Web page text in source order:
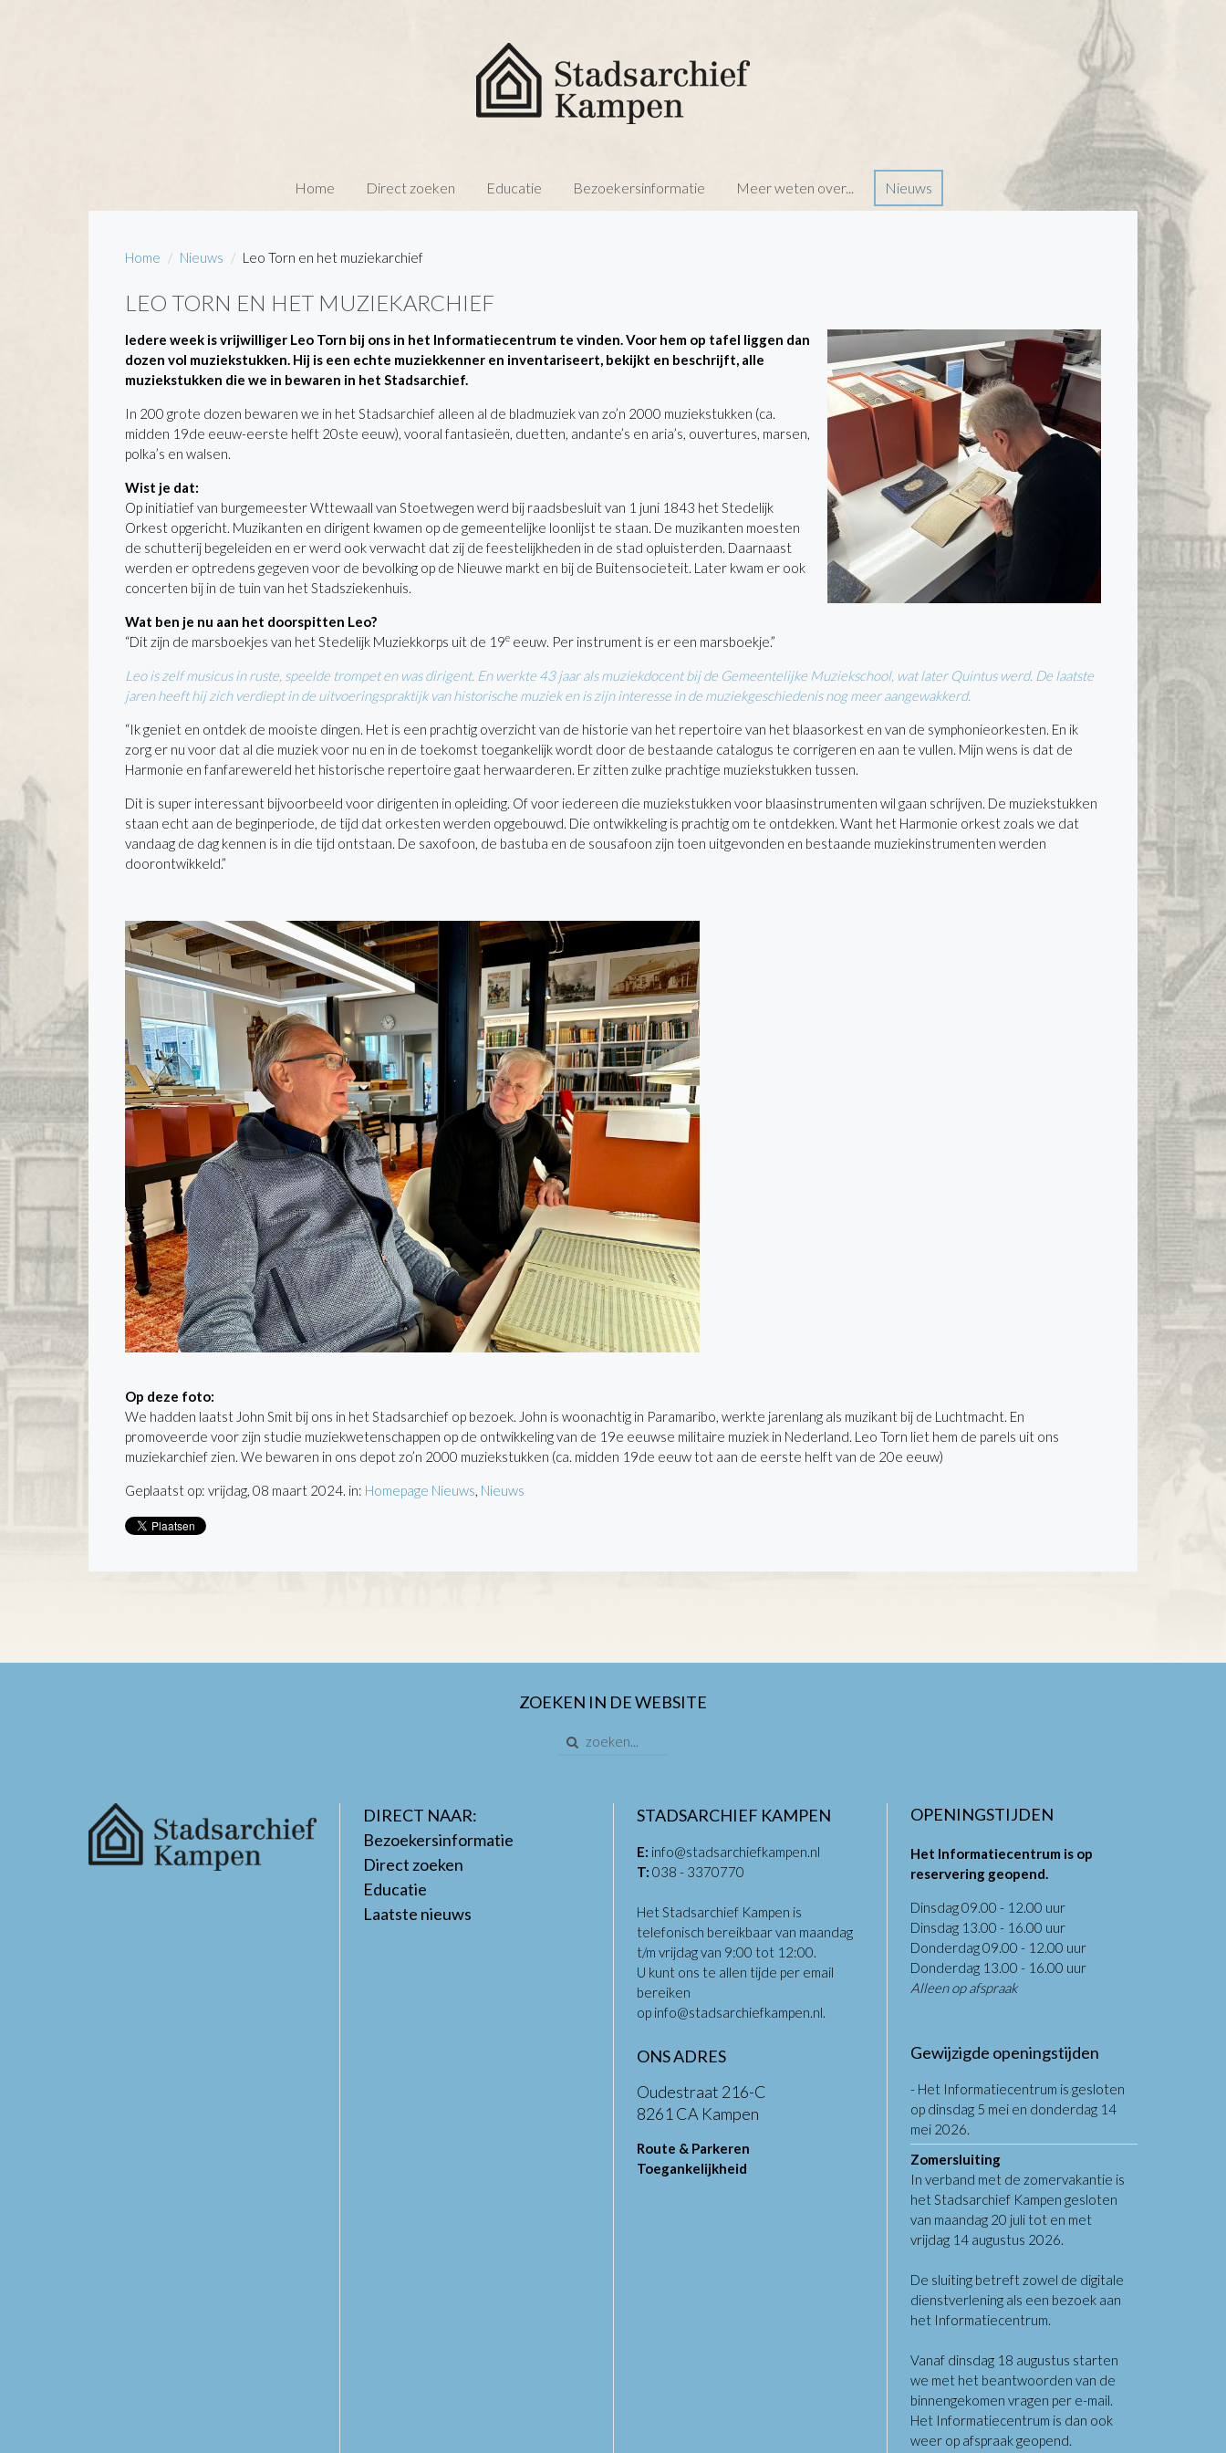
Home Direct zoeken Educatie Bezoekersinformatie Meer weten over... Nieuws
Home Nieuws Leo Torn en het muziekarchief
LEO TORN EN HET MUZIEKARCHIEF
Iedere week is vrijwilliger Leo Torn bij ons in het Informatiecentrum te vinden. Voor hem op tafel liggen dan
dozen vol muziekstukken. Hij is een echte muziekkenner en inventariseert, bekijkt en beschrijft, alle
muziekstukken die we in bewaren in het Stadsarchief.
In 200 grote dozen bewaren we in het Stadsarchief alleen al de bladmuziek van zo’n 2000 muziekstukken (ca.
midden 19de eeuw-eerste helft 20ste eeuw), vooral fantasieën, duetten, andante’s en aria’s, ouvertures, marsen,
polka’s en walsen.
Wist je dat:
Op initiatief van burgemeester Wttewaall van Stoetwegen werd bij raadsbesluit van 1 juni 1843 het Stedelijk
Orkest opgericht. Muzikanten en dirigent kwamen op de gemeentelijke loonlijst te staan. De muzikanten moesten
de schutterij begeleiden en er werd ook verwacht dat zij de feestelijkheden in de stad opluisterden. Daarnaast
werden er optredens gegeven voor de bevolking op de Nieuwe markt en bij de Buitensocieteit. Later kwam er ook
concerten bij in de tuin van het Stadsziekenhuis.
Wat ben je nu aan het doorspitten Leo?
“Dit zijn de marsboekjes van het Stedelijk Muziekkorps uit de 19e eeuw. Per instrument is er een marsboekje.”
Leo is zelf musicus in ruste, speelde trompet en was dirigent. En werkte 43 jaar als muziekdocent bij de Gemeentelijke Muziekschool, wat later Quintus werd. De laatste
jaren heeft hij zich verdiept in de uitvoeringspraktijk van historische muziek en is zijn interesse in de muziekgeschiedenis nog meer aangewakkerd.
“Ik geniet en ontdek de mooiste dingen. Het is een prachtig overzicht van de historie van het repertoire van het blaasorkest en van de symphonieorkesten. En ik
zorg er nu voor dat al die muziek voor nu en in de toekomst toegankelijk wordt door de bestaande catalogus te corrigeren en aan te vullen. Mijn wens is dat de
Harmonie en fanfarewereld het historische repertoire gaat herwaarderen. Er zitten zulke prachtige muziekstukken tussen.
Dit is super interessant bijvoorbeeld voor dirigenten in opleiding. Of voor iedereen die muziekstukken voor blaasinstrumenten wil gaan schrijven. De muziekstukken
staan echt aan de beginperiode, de tijd dat orkesten werden opgebouwd. Die ontwikkeling is prachtig om te ontdekken. Want het Harmonie orkest zoals we dat
vandaag de dag kennen is in die tijd ontstaan. De saxofoon, de bastuba en de sousafoon zijn toen uitgevonden en bestaande muziekinstrumenten werden
doorontwikkeld.”
Op deze foto:
We hadden laatst John Smit bij ons in het Stadsarchief op bezoek. John is woonachtig in Paramaribo, werkte jarenlang als muzikant bij de Luchtmacht. En
promoveerde voor zijn studie muziekwetenschappen op de ontwikkeling van de 19e eeuwse militaire muziek in Nederland. Leo Torn liet hem de parels uit ons
muziekarchief zien. We bewaren in ons depot zo’n 2000 muziekstukken (ca. midden 19de eeuw tot aan de eerste helft van de 20e eeuw)
Geplaatst op: vrijdag, 08 maart 2024. in: Homepage Nieuws Nieuws
ZOEKEN IN DE WEBSITE
DIRECT NAAR:
Bezoekersinformatie
Direct zoeken
Educatie
Laatste nieuws
STADSARCHIEF KAMPEN
E: info@stadsarchiefkampen.nl
T: 038 - 3370770
Het Stadsarchief Kampen is
telefonisch bereikbaar van maandag
t/m vrijdag van 9:00 tot 12:00.
U kunt ons te allen tijde per email
bereiken
op info@stadsarchiefkampen.nl.
ONS ADRES
Oudestraat 216-C
8261 CA Kampen
Route & Parkeren
Toegankelijkheid
OPENINGSTIJDEN
Het Informatiecentrum is op
reservering geopend.
Dinsdag 09.00 - 12.00 uur
Dinsdag 13.00 - 16.00 uur
Donderdag 09.00 - 12.00 uur
Donderdag 13.00 - 16.00 uur
Alleen op afspraak
Gewijzigde openingstijden
- Het Informatiecentrum is gesloten
op dinsdag 5 mei en donderdag 14
mei 2026.
Zomersluiting
In verband met de zomervakantie is
het Stadsarchief Kampen gesloten
van maandag 20 juli tot en met
vrijdag 14 augustus 2026.
De sluiting betreft zowel de digitale
dienstverlening als een bezoek aan
het Informatiecentrum.
Vanaf dinsdag 18 augustus starten
we met het beantwoorden van de
binnengekomen vragen per e-mail.
Het Informatiecentrum is dan ook
weer op afspraak geopend.